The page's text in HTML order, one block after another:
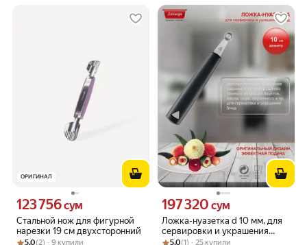
ОРИГИНАЛ
Стальной нож для фигурной
нарезки 19 см двухсторонний
Цена 123756 сум вместо
123 756сум
Рейтинг товара: 5.0 из 5
Оценок: (2) · 9 купили
5.0(2) · 9 купили
Ложка-нуазетка d 10 мм, для
сервировки и украшения
блюд, Германия
Цена 197320 сум вместо
197 320 сум
Рейтинг товара: 5.0 из 5
Оценок: (1) · 25 купили
5.0(1) · 25 купили